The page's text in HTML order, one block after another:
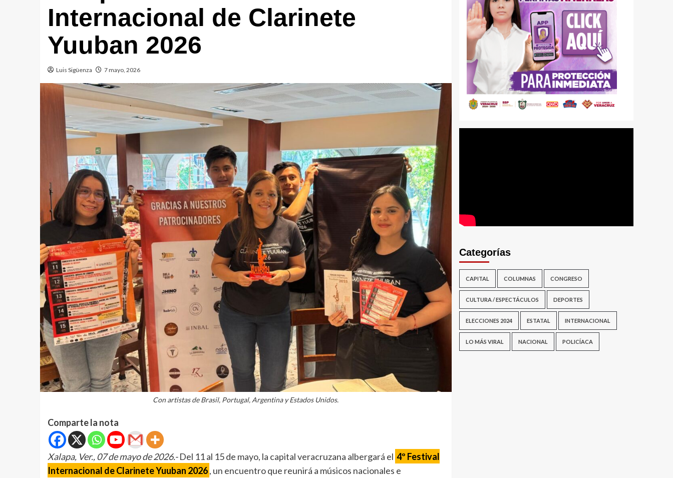
Internacional de Clarinete
Yuuban 2026
Luis Sigüenza 7 mayo, 2026
Con artistas de Brasil, Portugal, Argentina y Estados Unidos.
Comparte la nota
Xalapa, Ver., 07 de mayo de 2026.-Del 11 al 15 de mayo, la capital veracruzana albergará el 4º Festival
Internacional de Clarinete Yuuban 2026 , un encuentro que reunirá a músicos nacionales e
Categorías
CAPITAL COLUMNAS CONGRESO
CULTURA / ESPECTÁCULOS DEPORTES
ELECCIONES 2024 ESTATAL INTERNACIONAL
LO MÁS VIRAL NACIONAL POLICÍACA